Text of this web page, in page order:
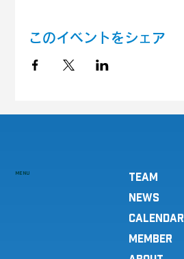
このイベントをシェア
MENU
TEAM
NEWS
CALENDAR
MEMBER